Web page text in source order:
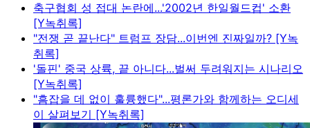
축구협회 성 접대 논란에...'2002년 한일월드컵' 소환
[Y녹취록]
"전쟁 곧 끝난다" 트럼프 장담...이번엔 진짜일까? [Y녹
취록]
'돌핀' 중국 상륙, 끝 아니다...벌써 두려워지는 시나리오
[Y녹취록]
"흠잡을 데 없이 훌륭했다"...평론가와 함께하는 오디세
이 살펴보기 [Y녹취록]